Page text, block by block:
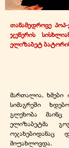
თანამედროვე
ჯენერის
ელიზაბეტ
მართალია, ხმები
სიმაგრეში
გლეხობა
ელიზაბეტმა
ოჯახებიდანაც
მიუახლოვდა.